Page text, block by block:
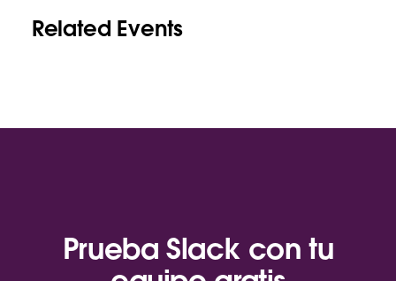
Related Events
Prueba Slack con tu